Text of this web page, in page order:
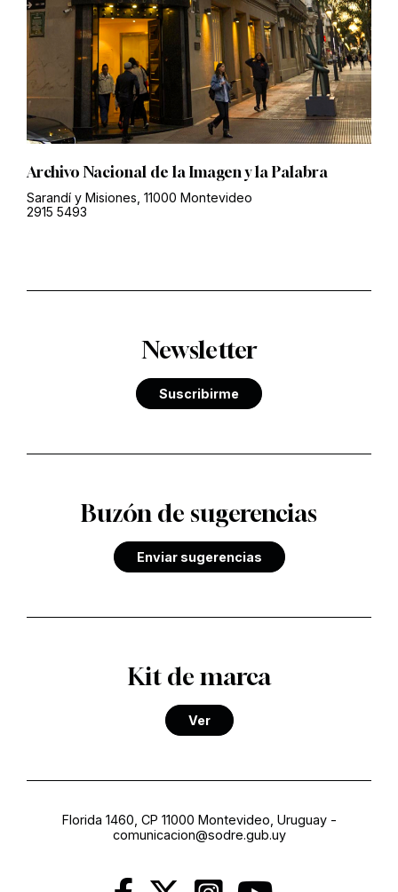
Archivo Nacional de la Imagen y la Palabra
Sarandí y Misiones, 11000 Montevideo
2915 5493
Newsletter
Suscribirme
Buzón de sugerencias
Enviar sugerencias
Kit de marca
Ver
Florida 1460, CP 11000 Montevideo, Uruguay-
comunicacion@sodre.gub.uy